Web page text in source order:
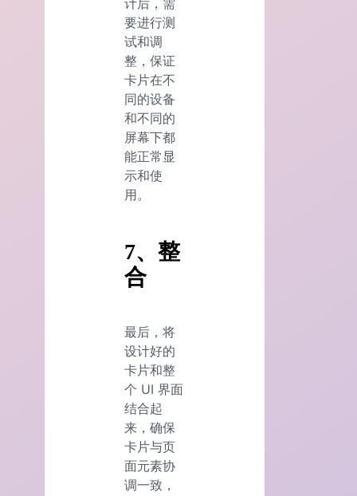
要进行测
试和调
整，保证
卡片在不
同的设备
和不同的
屏幕下都
能正常显
示和使
用。
7、整
合
最后，将
设计好的
卡片和整
个 UI 界面
结合起
来，确保
卡片与页
面元素协
调一致，